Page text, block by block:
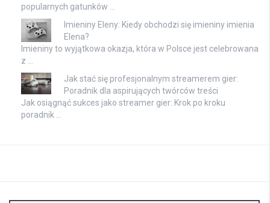
popularnych gatunków …
Imieniny Eleny: Kiedy obchodzi się imieniny imienia
Elena?
Imieniny to wyjątkowa okazja, która w Polsce jest celebrowana
z …
Jak stać się profesjonalnym streamerem gier:
Poradnik dla aspirujących twórców treści
Jak osiągnąć sukces jako streamer gier: Krok po kroku
poradnik …